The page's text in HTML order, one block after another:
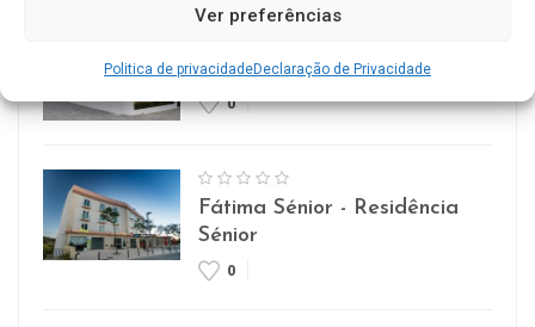
Ver preferências
Politica de privacidadeDeclaração de Privacidade
Lar Imaculada Conceição
0
Fátima Sénior - Residência
Sénior
0